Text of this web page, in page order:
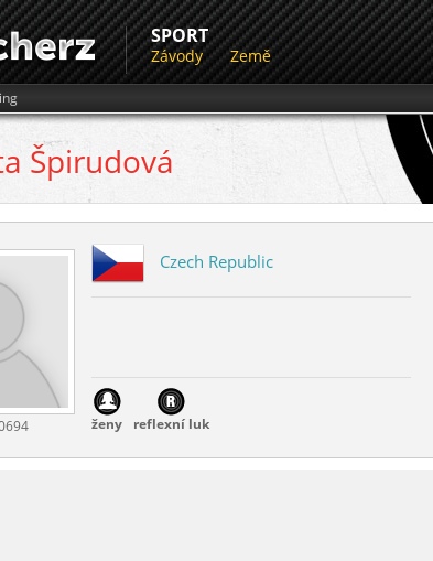
SPORT
Závody Země
Špirudová
Czech Republic
ženy reflexní luk